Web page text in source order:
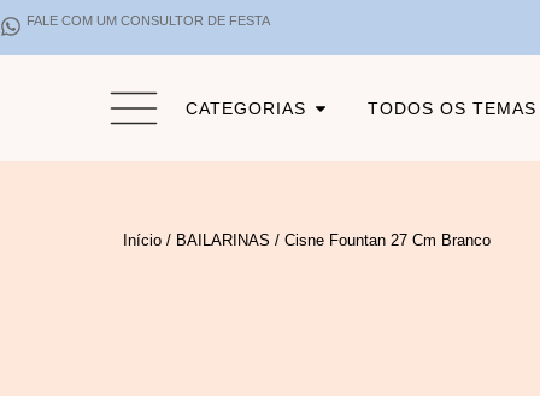
FALE COM UM CONSULTOR DE FESTA
CATEGORIAS TODOS OS TEMAS
Início / BAILARINAS / Cisne Fountan 27 Cm Branco